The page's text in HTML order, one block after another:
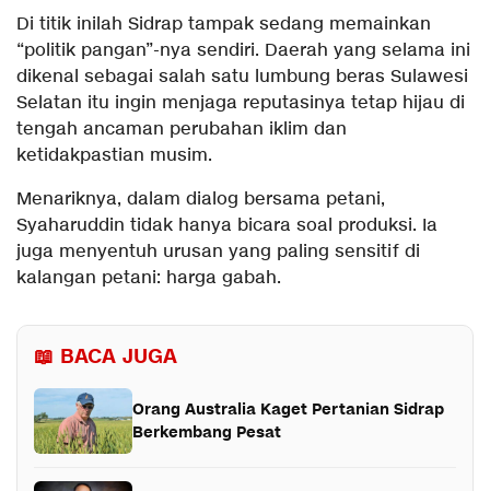
Di titik inilah Sidrap tampak sedang memainkan
“politik pangan”-nya sendiri. Daerah yang selama ini
dikenal sebagai salah satu lumbung beras Sulawesi
Selatan itu ingin menjaga reputasinya tetap hijau di
tengah ancaman perubahan iklim dan
ketidakpastian musim.
Menariknya, dalam dialog bersama petani,
Syaharuddin tidak hanya bicara soal produksi. Ia
juga menyentuh urusan yang paling sensitif di
kalangan petani: harga gabah.
📖 BACA JUGA
Orang Australia Kaget Pertanian Sidrap
Berkembang Pesat